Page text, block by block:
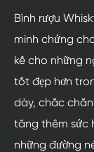
Bình rượu
minh chứng
kế cho những
tốt đẹp hơn
dày, chắc
tăng thêm sức
những đường